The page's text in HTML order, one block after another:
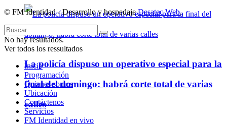
La policía dispuso un operativo especial para la
final del domingo: habrá corte total de varias
calles
© FM Identidad - Desarrollo y hospedajeDesatec Web.
No hay resultados.
Ver todos los ressultados
Inicio
Programación
Quienes somos
Ubicación
Contáctenos
Servicios
FM Identidad en vivo